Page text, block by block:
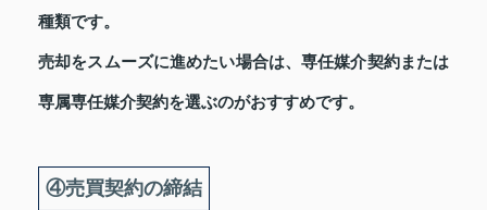
種類です。
売却をスムーズに進めたい場合は、専任媒介契約または
専属専任媒介契約を選ぶのがおすすめです。
④売買契約の締結